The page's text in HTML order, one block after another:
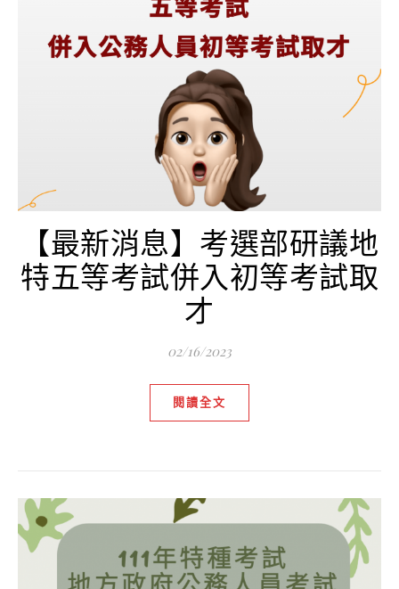
【最新消息】考選部研議地
特五等考試併入初等考試取
才
02/16/2023
閱讀全文